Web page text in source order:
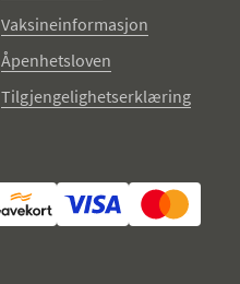
Vaksineinformasjon
Åpenhetsloven
Tilgjengelighetserklæring